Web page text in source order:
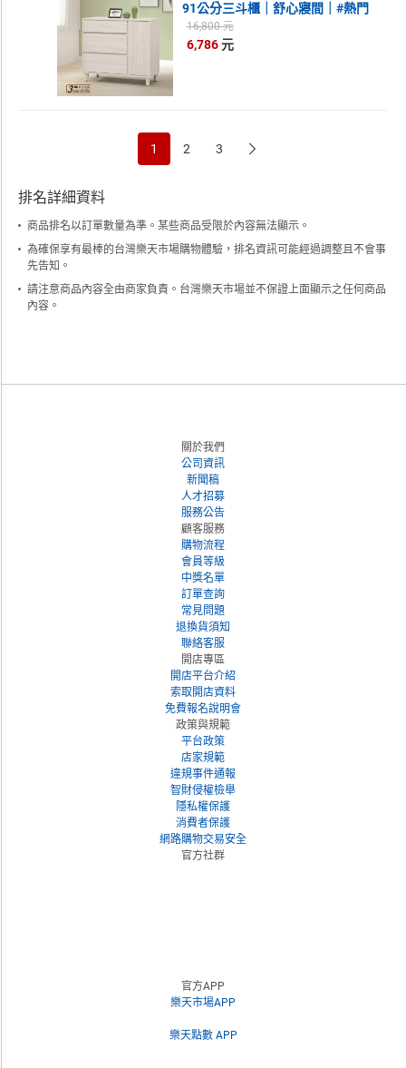
91公分三斗櫃｜舒心寢間｜#熱門
收藏家具
16,800 元
6,786元
1 2 3
排名詳細資料
商品排名以訂單數量為準。某些商品受限於內容無法顯示。
為確保享有最棒的台灣樂天市場購物體驗，排名資訊可能經過調整且不會事
先告知。
請注意商品內容全由商家負責。台灣樂天市場並不保證上面顯示之任何商品
內容。
關於我們
公司資訊
新聞稿
人才招募
服務公告
顧客服務
購物流程
會員等級
中獎名單
訂單查詢
常見問題
退換貨須知
聯絡客服
開店專區
開店平台介紹
索取開店資料
免費報名說明會
政策與規範
平台政策
店家規範
違規事件通報
智財侵權檢舉
隱私權保護
消費者保護
網路購物交易安全
官方社群
官方APP
樂天市場APP
樂天點數 APP